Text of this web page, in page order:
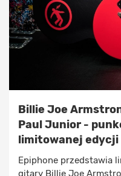
Billie Joe
Paul Junior -
limitowanej edycji
Epiphone przedstawia
gitary Billie Joe